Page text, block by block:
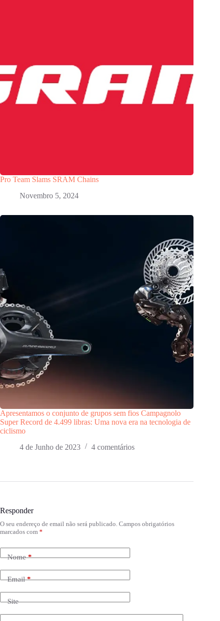
Pro Team Slams SRAM Chains
Novembro 5, 2024
Apresentamos o conjunto de grupos sem fios Campagnolo
Super Record de 4.499 libras: Uma nova era na tecnologia de
ciclismo
4 de Junho de 2023
4 comentários
Responder
O seu endereço de email não será publicado. Campos obrigatórios
marcados com *
Nome*
Email*
Site